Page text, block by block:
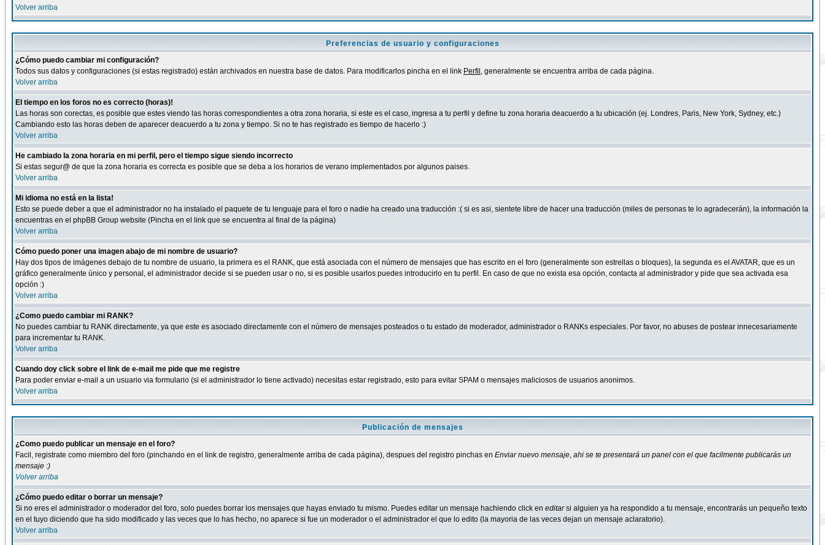
Volver arriba
Preferencias de usuario y configuraciones
¿Cómo puedo cambiar mi configuración?
Todos sus datos y configuraciones (si estas registrado) están archivados en nuestra base de datos. Para modificarlos pincha en el link Perfil , generalmente se encuentra arriba de cada página.
Volver arriba
El tiempo en los foros no es correcto (horas)!
Las horas son corectas, es posible que estes viendo las horas correspondientes a otra zona horaria, si este es el caso, ingresa a tu perfil y define tu zona horaria deacuerdo a tu ubicación (ej. Londres, Paris, New York, Sydney, etc.)
Cambiando esto las horas deben de aparecer deacuerdo a tu zona y tiempo. Si no te has registrado es tiempo de hacerlo :)
Volver arriba
He cambiado la zona horaria en mi perfil, pero el tiempo sigue siendo incorrecto
Si estas segur@ de que la zona horaria es correcta es posible que se deba a los horarios de verano implementados por algunos paises.
Volver arriba
Mi idioma no está en la lista!
Esto se puede deber a que el administrador no ha instalado el paquete de tu lenguaje para el foro o nadie ha creado una traducción :( si es asi, sientete libre de hacer una traducción (miles de personas te lo agradecerán), la información la
encuentras en el phpBB Group website (Pincha en el link que se encuentra al final de la página)
Volver arriba
Cómo puedo poner una imagen abajo de mi nombre de usuario?
Hay dos tipos de imágenes debajo de tu nombre de usuario, la primera es el RANK, que está asociada con el número de mensajes que has escrito en el foro (generalmente son estrellas o bloques), la segunda es el AVATAR, que es un
gráfico generalmente único y personal, el administrador decide si se pueden usar o no, si es posible usarlos puedes introducirlo en tu perfil. En caso de que no exista esa opción, contacta al administrador y pide que sea activada esa
opción :)
Volver arriba
¿Como puedo cambiar mi RANK?
No puedes cambiar tu RANK directamente, ya que este es asociado directamente con el número de mensajes posteados o tu estado de moderador, administrador o RANKs especiales. Por favor, no abuses de postear innecesariamente
para incrementar tu RANK.
Volver arriba
Cuando doy click sobre el link de e-mail me pide que me registre
Para poder enviar e-mail a un usuario via formulario (si el administrador lo tiene activado) necesitas estar registrado, esto para evitar SPAM o mensajes maliciosos de usuarios anonimos.
Volver arriba
Publicación de mensajes
¿Como puedo publicar un mensaje en el foro?
Facil, registrate como miembro del foro (pinchando en el link de registro, generalmente arriba de cada página), despues del registro pinchas en Enviar nuevo mensaje, ahi se te presentará un panel con el que facilmente publicarás un
mensaje :)
Volver arriba
¿Cómo puedo editar o borrar un mensaje?
Si no eres el administrador o moderador del foro, solo puedes borrar los mensajes que hayas enviado tu mismo. Puedes editar un mensaje hachiendo click en editarsi alguien ya ha respondido a tu mensaje, encontrarás un pequeño texto
en el tuyo diciendo que ha sido modificado y las veces que lo has hecho, no aparece si fue un moderador o el administrador el que lo edito (la mayoria de las veces dejan un mensaje aclaratorio).
Volver arriba